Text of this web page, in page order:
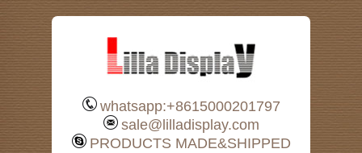
whatsapp:+8615000201797
sale@lilladisplay.com
PRODUCTS MADE&SHIPPED